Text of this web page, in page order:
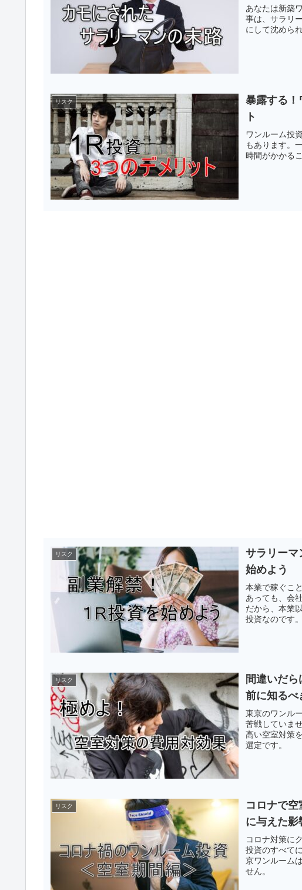
あなたは新築
事は、サラリ
にして沈めら
リスク
暴露する！
ト
ワンルーム投
もあります。
時間がかかる
リスク
サラリーマ
始めよう
本業で稼ぐこ
あっても、会
だから、本業
投資なのです。
リスク
間違いだ
前に知るべ
東京のワンル
苦戦していま
高い空室対策
選定です。
リスク
コロナで
に与えた影
コロナ対策に
投資のすべて
京ワンルーム
せん。